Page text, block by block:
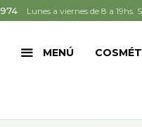
MENÚ
Lunes a viernes de 8 a 19hs.